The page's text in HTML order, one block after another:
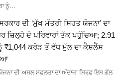
ਨੂੰ…
ਦੀ ‘ਮੁੱਖ ਮੰਤਰੀ ਸਿਹਤ ਯੋਜਨਾ’ ਦਾ
ਜ਼ਿਲ੍ਹੇ ਦੇ ਪਰਿਵਾਰਾਂ ਤੱਕ ਪਹੁੰਚਿਆ; 2.91
₹1,044 ਕਰੋੜ ਤੋਂ ਵੱਧ ਮੁੱਲ ਦਾ ਕੈਸ਼ਲੈੱਸ
ਦੀ ਅਸਲ ਸਫ਼ਲਤਾ ਦਾ ਅੰਦਾਜ਼ਾ ਸਿਰਫ਼ ਇਸ ਗੱਲ